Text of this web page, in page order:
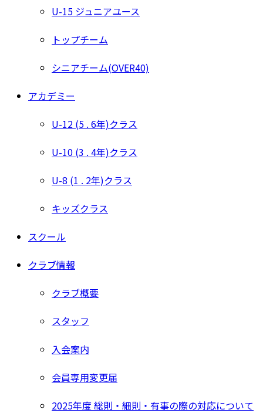
U-15 ジュニアユース
トップチーム
シニアチーム(OVER40)
アカデミー
U-12 (5 . 6年)クラス
U-10 (3 . 4年)クラス
U-8 (1 . 2年)クラス
キッズクラス
スクール
クラブ情報
クラブ概要
スタッフ
入会案内
会員専用変更届
2025年度 総則・細則・有事の際の対応について